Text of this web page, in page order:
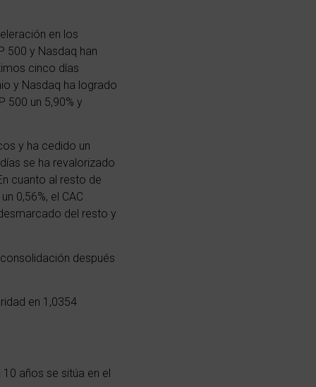
en los
500 y Nasdaq han
cinco días
y Nasdaq ha logrado
500 un 5,90% y
y ha cedido un
se ha revalorizado
cuanto al resto de
0,56%, el CAC
del resto y
después
en 1,0354
años se sitúa en el